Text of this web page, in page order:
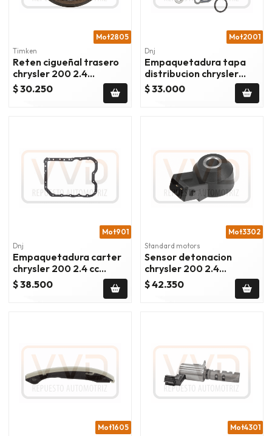
Mot2805
Timken
Reten cigueñal trasero
chrysler 200 2.4
2011/2017
$ 30.250
Mot2001
Dnj
Empaquetadura tapa
distribucion chrysler
200 2.4 cc 2011/2014
$ 33.000
Mot901
Dnj
Empaquetadura carter
chrysler 200 2.4 cc
2011/2014
$ 38.500
Mot3302
Standard motors
Sensor detonacion
chrysler 200 2.4
2011/2016
$ 42.350
Mot1605 Mot4301